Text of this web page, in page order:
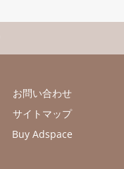
お問い合わせ
サイトマップ
Buy Adspace